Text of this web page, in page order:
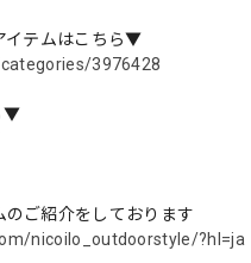
イテムはこちら▼
3976428
▼
ご紹介をしております
nicoilo_outdoorstyle/?hl=ja